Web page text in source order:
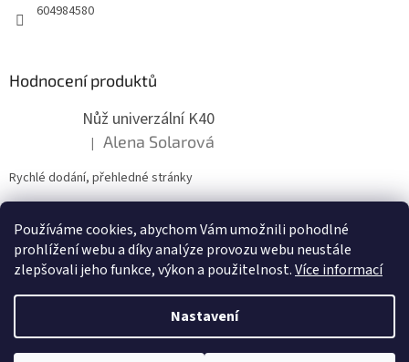
Používáme cookies, abychom Vám umožnili pohodlné
prohlížení webu a díky analýze provozu webu neustále
zlepšovali jeho funkce, výkon a použitelnost.Více informací
Nastavení
604984580
Hodnocení produktů
Nůž univerzální K40
Hodnocení produktu je 5 z 5 hvězdiček.
| Alena Solarová
Rychlé dodání, přehledné stránky
ZDE NÁM MŮŽETE VLOŽIT HODNOCENÍ
Vytvořil Shoptet